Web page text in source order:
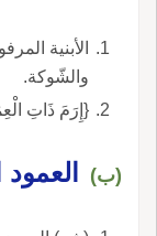
كَفَينَا
الشابُّ
والأُنثى من
الأبنية
والشّوكة.
{إِرَمَ ذَاتِ
(ب)